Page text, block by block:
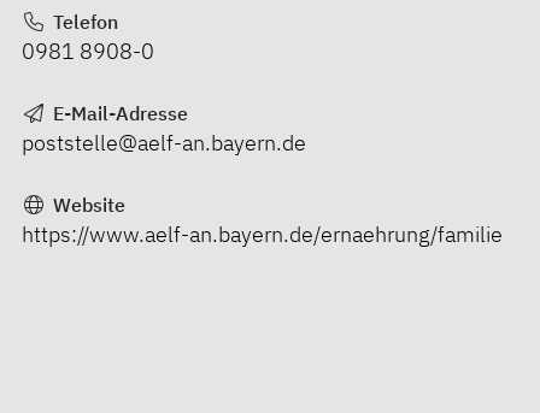
Telefon
0981 8908-0
E-Mail-Adresse
poststelle@aelf-an.bayern.de
Website
https://www.aelf-an.bayern.de/ernaehrung/familie